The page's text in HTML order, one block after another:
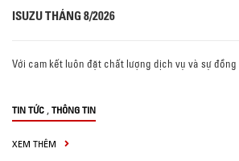
ISUZU THÁNG 8/2026
Với cam kết luôn đặt chất lượng dịch vụ và sự
TIN TỨC , THÔNG TIN
XEM THÊM